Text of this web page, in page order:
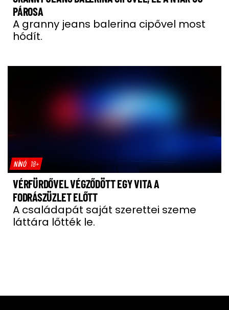
PÁROSA
A granny jeans balerina cipővel most
hódít.
NÍNÓ 18+
VÉRFÜRDŐVEL VÉGZŐDÖTT EGY VITA A
FODRÁSZÜZLET ELŐTT
A családapát saját szerettei szeme
láttára lőtték le.